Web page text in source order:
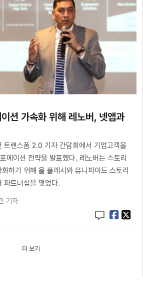
션 가속화 위해 레노버, 넷앱과
트랜스폼 2.0 기자 간담회에서 기업고객을
메이션 전략을 발표했다. 레노버는 스토리
하기 위해 올 플래시와 유니파이드 스토리
파트너십을 맺었다.
기자
더 보기